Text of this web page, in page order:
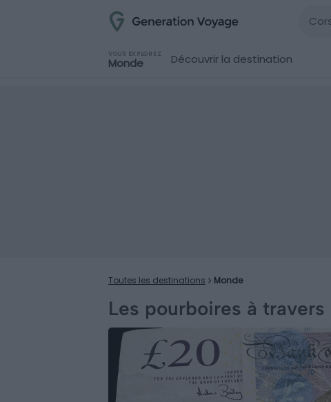
VOUS EXPLOREZ
Monde Découvrir la destination
Toutes les destinations Monde
Les pourboires à